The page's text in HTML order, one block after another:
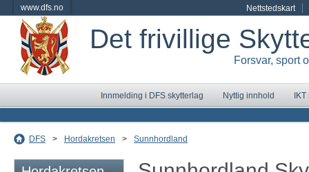
www.dfs.no Nettstedskart
Det frivillige
Forsvar, sport
Innmelding i DFS skytterlag Nyttig innhold
DFS > Hordakretsen > Sunnhordland